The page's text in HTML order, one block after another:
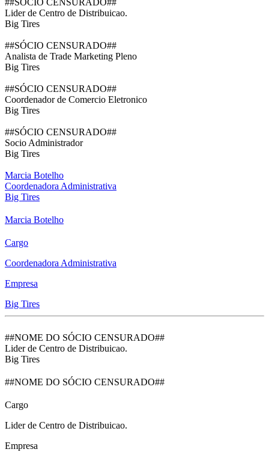
##SÓCIO CENSURADO##
Lider de Centro de Distribuicao.
Big Tires
##SÓCIO CENSURADO##
Analista de Trade Marketing Pleno
Big Tires
##SÓCIO CENSURADO##
Coordenador de Comercio Eletronico
Big Tires
##SÓCIO CENSURADO##
Socio Administrador
Big Tires
Marcia Botelho
Coordenadora Administrativa
Big Tires
Marcia Botelho
Cargo
Coordenadora Administrativa
Empresa
Big Tires
##NOME DO SÓCIO CENSURADO##
Lider de Centro de Distribuicao.
Big Tires
##NOME DO SÓCIO CENSURADO##
Cargo
Lider de Centro de Distribuicao.
Empresa